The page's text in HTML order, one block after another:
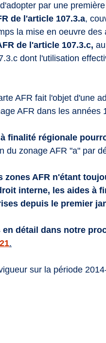
par une
de l'article 107.3.a,
la mise en oeuvre des
de l'article 107.3.c,
dont l'utilisation
AFR fait l'objet d'une
AFR dans les années
finalité régionale
du zonage AFR "a" par
zones AFR n'étant
interne, les aides à
depuis le premier
détail dans notre
.
sur la période